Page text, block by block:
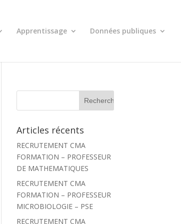
Apprentissage Données publiques
c
e
c
h
r
:
Articles récents
RECRUTEMENT CMA
FORMATION – PROFESSEUR
DE MATHEMATIQUES
RECRUTEMENT CMA
FORMATION – PROFESSEUR
MICROBIOLOGIE – PSE
RECRUTEMENT CMA